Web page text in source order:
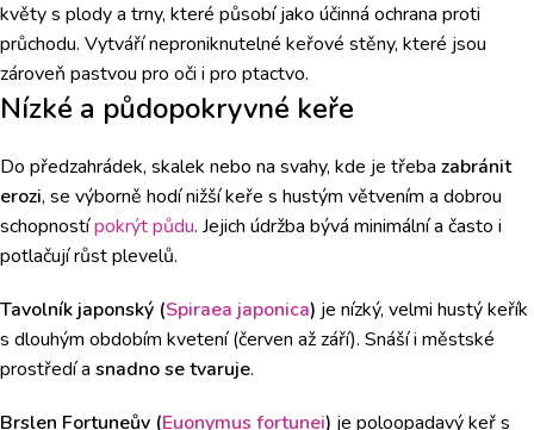
květy s plody a trny, které působí jako účinná ochrana proti
průchodu. Vytváří neproniknutelné keřové stěny, které jsou
zároveň pastvou pro oči i pro ptactvo.
Nízké a půdopokryvné keře
Do předzahrádek, skalek nebo na svahy, kde je třeba zabránit
erozi, se výborně hodí nižší keře s hustým větvením a dobrou
schopnostípokrýt půdu. Jejich údržba bývá minimální a často i
potlačují růst plevelů.
Tavolník japonský (Spiraea japonica) je nízký, velmi hustý keřík
s dlouhým obdobím kvetení (červen až září). Snáší i městské
prostředí a snadno se tvaruje.
Brslen Fortuneův (Euonymus fortunei) je poloopadavý keř s